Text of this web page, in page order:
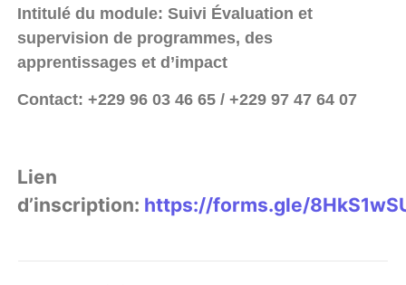
Intitulé du module: Suivi Évaluation et
supervision de programmes, des
apprentissages et d’impact
Contact: +229 96 03 46 65 / +229 97 47 64 07
Lien
d’inscription: https://forms.gle/